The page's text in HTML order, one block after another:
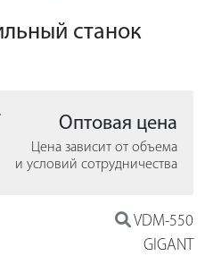
станок
Оптовая цена
Цена зависит от объема
и условий сотрудничества
VDM-550
GIGANT